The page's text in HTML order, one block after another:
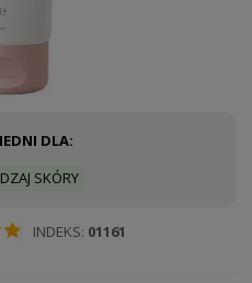
DLA:
SKÓRY
INDEKS 01161